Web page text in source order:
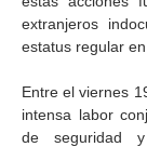
extranjeros
estatus regular en
Entre el viernes
intensa labor
de seguridad